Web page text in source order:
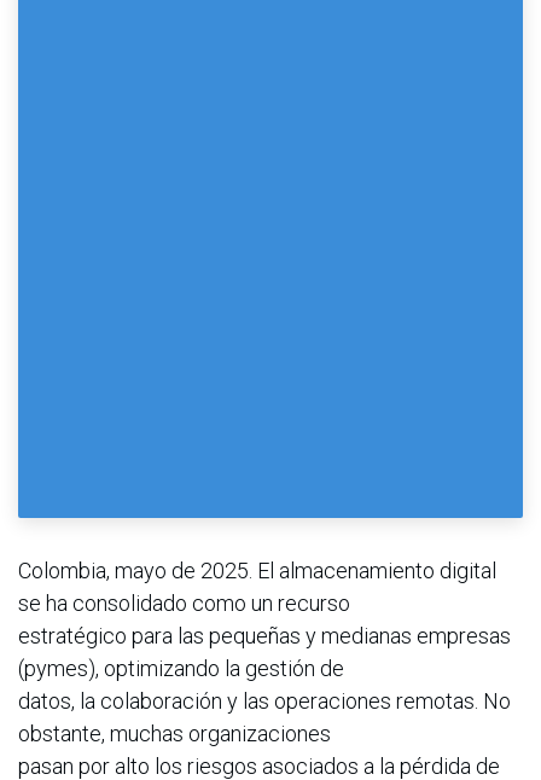
Colombia, mayo de 2025. El almacenamiento digital
se ha consolidado como un recurso
estratégico para las pequeñas y medianas empresas
(pymes), optimizando la gestión de
datos, la colaboración y las operaciones remotas. No
obstante, muchas organizaciones
pasan por alto los riesgos asociados a la pérdida de